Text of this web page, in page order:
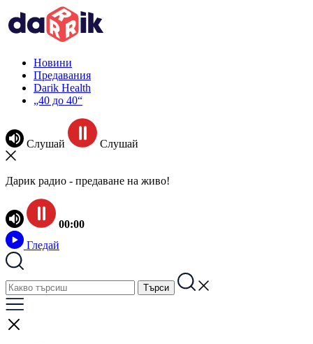
Новини
Предавания
Darik Health
„40 до 40“
Слушай Слушай
Дарик радио - предаване на живо!
00:00
Гледай